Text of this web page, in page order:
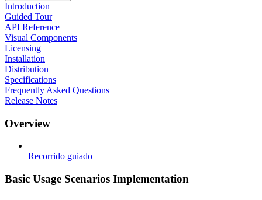
Introduction
Guided Tour
API Reference
Visual Components
Licensing
Installation
Distribution
Specifications
Frequently Asked Questions
Release Notes
Overview
Recorrido guiado
Basic Usage Scenarios Implementation